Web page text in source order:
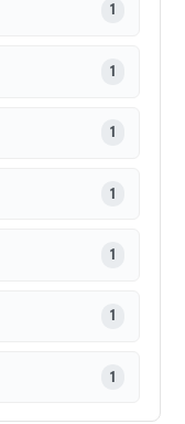
1
1
1
1
1
1
1